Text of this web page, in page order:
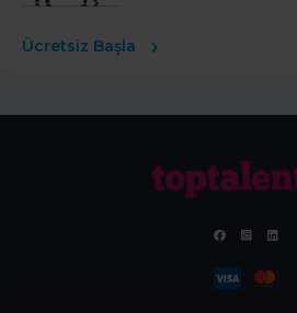
Ücretsiz Başla